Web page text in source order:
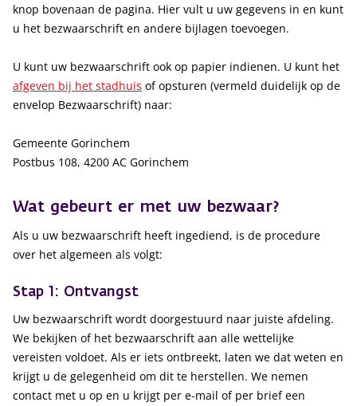
knop bovenaan de pagina. Hier vult u uw gegevens in en kunt
u het bezwaarschrift en andere bijlagen toevoegen.
U kunt uw bezwaarschrift ook op papier indienen. U kunt het
afgeven bij het stadhuis of opsturen (vermeld duidelijk op de
envelop Bezwaarschrift) naar:
Gemeente Gorinchem
Postbus 108, 4200 AC Gorinchem
Wat gebeurt er met uw bezwaar?
Als u uw bezwaarschrift heeft ingediend, is de procedure
over het algemeen als volgt:
Stap 1: Ontvangst
Uw bezwaarschrift wordt doorgestuurd naar juiste afdeling.
We bekijken of het bezwaarschrift aan alle wettelijke
vereisten voldoet. Als er iets ontbreekt, laten we dat weten en
krijgt u de gelegenheid om dit te herstellen. We nemen
contact met u op en u krijgt per e-mail of per brief een